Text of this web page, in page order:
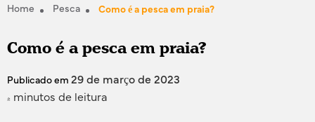
Home Pesca Como é a pesca em praia?
Como é a pesca em praia?
Publicado em 29 de março de 2023
4 minutos de leitura